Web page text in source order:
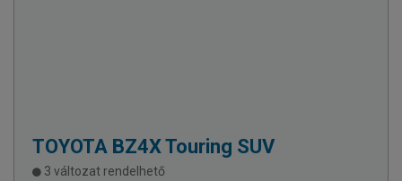
TOYOTA BZ4X Touring SUV
3 változat rendelhető